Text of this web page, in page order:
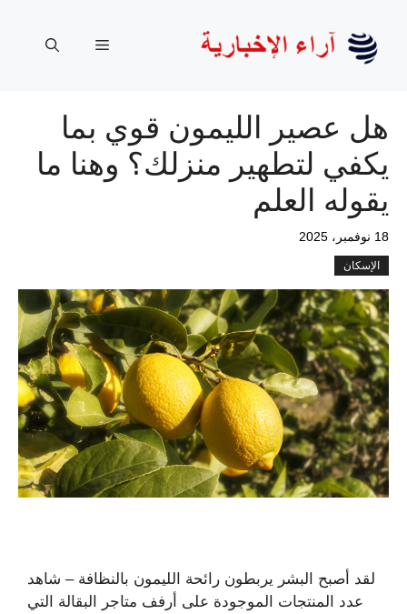
المحتوى
القائمة
هل عصير الليمون قوي بما
يكفي لتطهير منزلك؟ وهنا ما
يقوله العلم
18 نوفمبر، 2025
الإسكان
لقد أصبح البشر يربطون رائحة الليمون بالنظافة – شاهد
عدد المنتجات الموجودة على أرفف متاجر البقالة التي